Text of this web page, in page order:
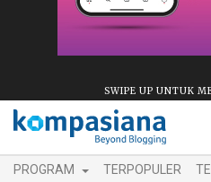
SWIPE UP UNTUK
PROGRAM TERPOPULER